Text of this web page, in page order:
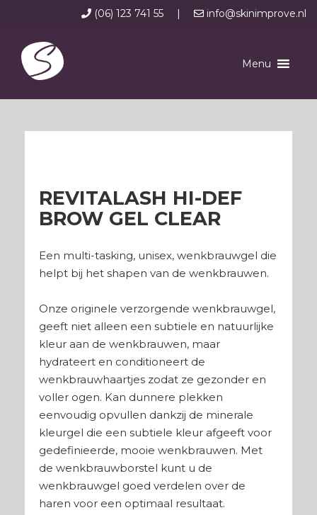
(06) 123 741 55 | info@skinimprove.nl
Menu
REVITALASH HI-DEF
BROW GEL CLEAR
Een multi-tasking, unisex, wenkbrauwgel die
helpt bij het shapen van de wenkbrauwen.
Onze originele verzorgende wenkbrauwgel,
geeft niet alleen een subtiele en natuurlijke
kleur aan de wenkbrauwen, maar
hydrateert en conditioneert de
wenkbrauwhaartjes zodat ze gezonder en
voller ogen. Kan dunnere plekken
eenvoudig opvullen dankzij de minerale
kleurgel die een subtiele kleur afgeeft voor
gedefinieerde, mooie wenkbrauwen. Met
de wenkbrauwborstel kunt u de
wenkbrauwgel goed verdelen over de
haren voor een optimaal resultaat.